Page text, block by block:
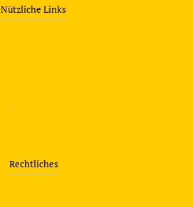
Nützliche Links
—
Rechtliches